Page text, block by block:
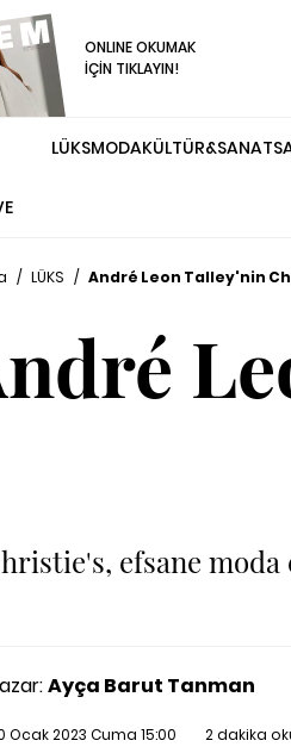
ONLINE OKUMAK
İÇİN TIKLAYIN!
LÜKSMODAKÜLTÜR&SANAT
/ LÜKS / André Leon Talley'nin
efsane
Ayça Barut Tanman
Ocak 2023 Cuma 15:00 2 dakika